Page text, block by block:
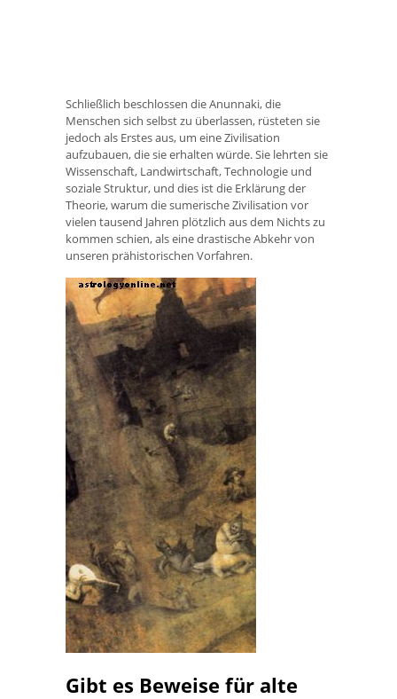
Schließlich beschlossen die Anunnaki, die
Menschen sich selbst zu überlassen, rüsteten sie
jedoch als Erstes aus, um eine Zivilisation
aufzubauen, die sie erhalten würde. Sie lehrten sie
Wissenschaft, Landwirtschaft, Technologie und
soziale Struktur, und dies ist die Erklärung der
Theorie, warum die sumerische Zivilisation vor
vielen tausend Jahren plötzlich aus dem Nichts zu
kommen schien, als eine drastische Abkehr von
unseren prähistorischen Vorfahren.
Gibt es Beweise für alte